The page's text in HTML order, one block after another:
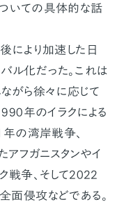
ついての具体的な話
により加速した日
ル化だった。これは
がら徐々に応じて
年のイラクによる
年の湾岸戦争、
フガニスタンやイ
戦争、そして2022
面侵攻などである。